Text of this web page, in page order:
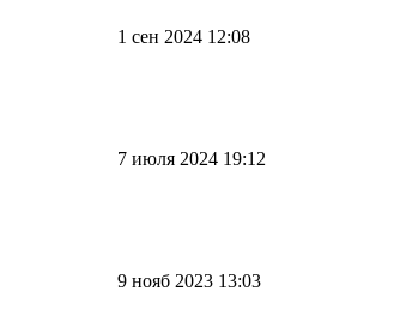
1 сен 2024 12:08
7 июля 2024 19:12
9 нояб 2023 13:03